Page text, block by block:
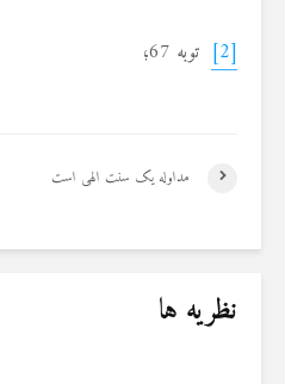
[2] توبه 67؛
مداوله یک سنت الهی است
نظریه ها